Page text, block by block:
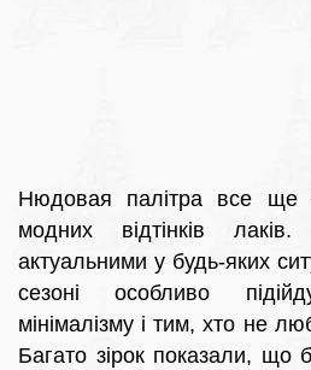
Нюдовая палітра все ще
модних відтінків
актуальними у будь-яких
сезоні особливо
мінімалізму і тим, хто не
Багато зірок показали, що